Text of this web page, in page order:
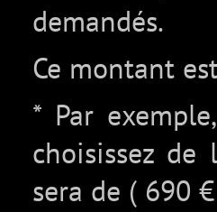
demandés.
Ce montant
* Par
choisissez
sera de ( 690